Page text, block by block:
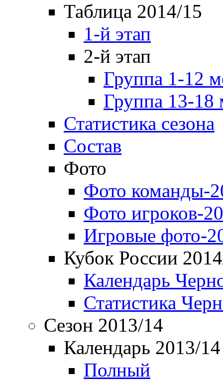
Таблица 2014/15
1-й этап
2-й этап
Группа 1-12
Группа 13-18
Статистика сезона
Состав
Фото
Фото команды-
Фото игроков-
Игровые фото-
Кубок России
Календарь
Статистика
Сезон 2013/14
Календарь 2013/14
Полный